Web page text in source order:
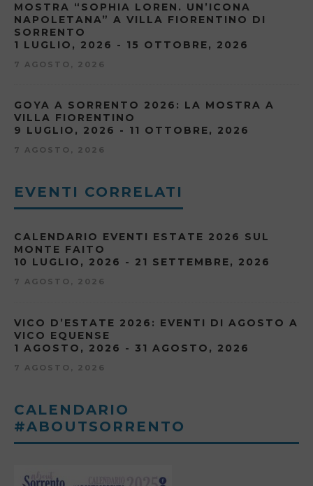
MOSTRA “SOPHIA LOREN. UN’ICONA
NAPOLETANA” A VILLA FIORENTINO DI
SORRENTO
1 LUGLIO, 2026 - 15 OTTOBRE, 2026
7 AGOSTO, 2026
GOYA A SORRENTO 2026: LA MOSTRA A
VILLA FIORENTINO
9 LUGLIO, 2026 - 11 OTTOBRE, 2026
7 AGOSTO, 2026
EVENTI CORRELATI
CALENDARIO EVENTI ESTATE 2026 SUL
MONTE FAITO
10 LUGLIO, 2026 - 21 SETTEMBRE, 2026
7 AGOSTO, 2026
VICO D’ESTATE 2026: EVENTI DI AGOSTO A
VICO EQUENSE
1 AGOSTO, 2026 - 31 AGOSTO, 2026
7 AGOSTO, 2026
CALENDARIO
#ABOUTSORRENTO